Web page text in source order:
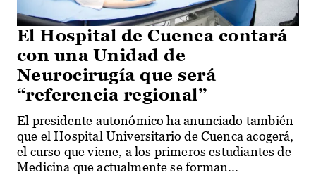
El Hospital de Cuenca contará
con una Unidad de
Neurocirugía que será
“referencia regional”
El presidente autonómico ha anunciado también
que el Hospital Universitario de Cuenca acogerá,
el curso que viene, a los primeros estudiantes de
Medicina que actualmente se forman...